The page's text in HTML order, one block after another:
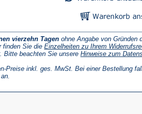
vierzehn Tagen ohne Angabe von Gründen
finden Sie die Einzelheiten zu Ihrem
(Öffnet
einem
neuen
. Bitte beachten Sie unsere Hinweise zum
Preise inkl. ges. MwSt. Bei einer Bestellung
an.